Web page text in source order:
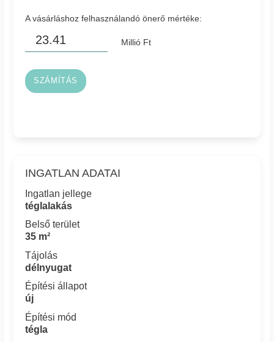
A vásárláshoz felhasználandó önerő mértéke:
Millió Ft
SZÁMÍTÁS
INGATLAN ADATAI
Ingatlan jellege
téglalakás
Belső terület
35 m²
Tájolás
délnyugat
Építési állapot
új
Építési mód
tégla